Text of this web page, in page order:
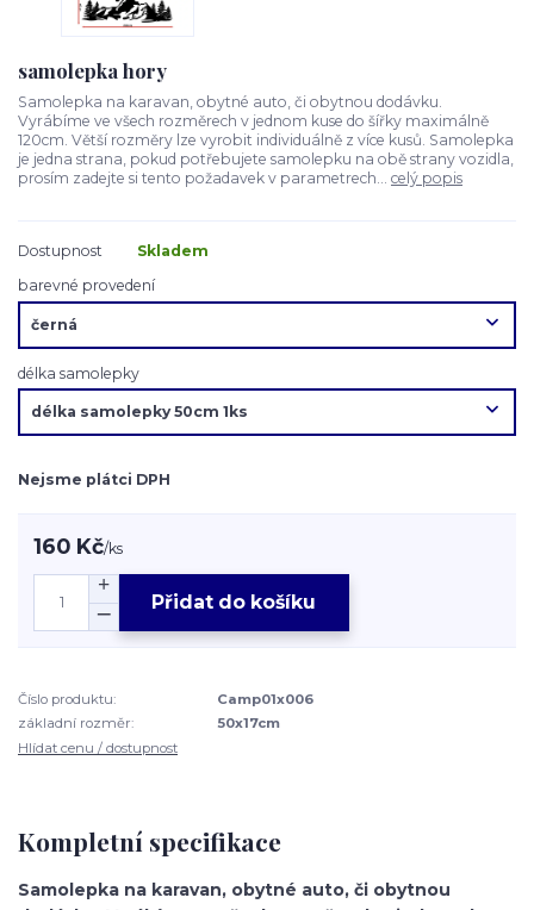
samolepka hory
Samolepka na karavan, obytné auto, či obytnou dodávku.
Vyrábíme ve všech rozměrech v jednom kuse do šířky maximálně
120cm. Větší rozměry lze vyrobit individuálně z více kusů. Samolepka
je jedna strana, pokud potřebujete samolepku na obě strany vozidla,
prosím zadejte si tento požadavek v parametrech... celý popis
Dostupnost
Skladem
barevné provedení
délka samolepky
Nejsme plátci DPH
160 Kč/ks
Přidat do košíku
Číslo produktu:
Camp01x006
základní rozměr:
50x17cm
Hlídat cenu / dostupnost
Kompletní specifikace
Samolepka na karavan, obytné auto, či obytnou